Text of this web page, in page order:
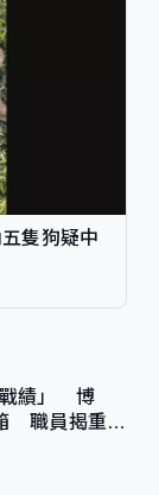
隻狗疑中
戰績」 博
職員揭重複